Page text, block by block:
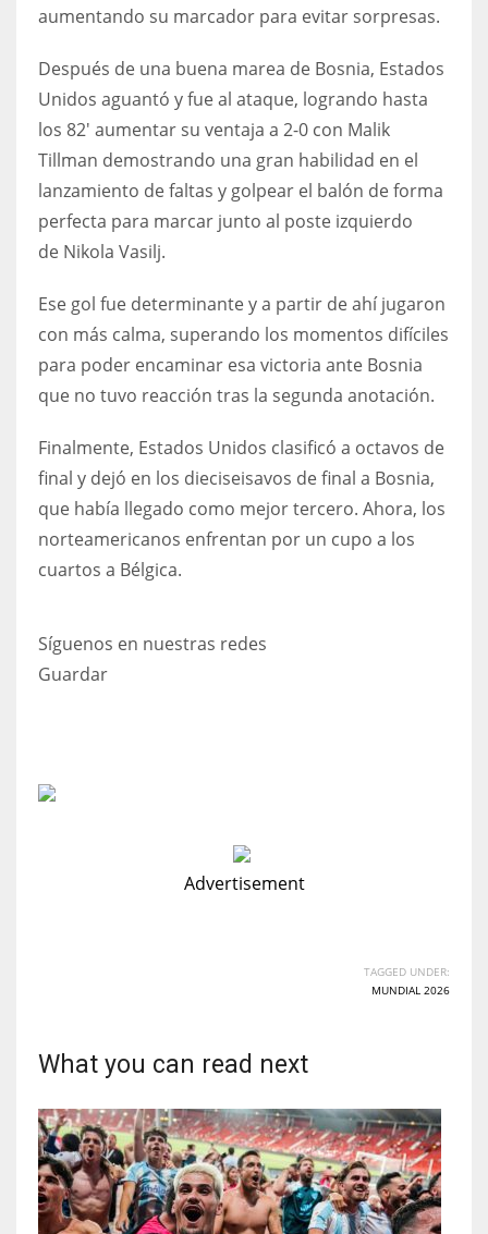
aumentando su marcador para evitar sorpresas.
Después de una buena marea de Bosnia, Estados
Unidos aguantó y fue al ataque, logrando hasta
los 82′ aumentar su ventaja a 2-0 con Malik
Tillman demostrando una gran habilidad en el
lanzamiento de faltas y golpear el balón de forma
perfecta para marcar junto al poste izquierdo
de Nikola Vasilj.
Ese gol fue determinante y a partir de ahí jugaron
con más calma, superando los momentos difíciles
para poder encaminar esa victoria ante Bosnia
que no tuvo reacción tras la segunda anotación.
Finalmente, Estados Unidos clasificó a octavos de
final y dejó en los dieciseisavos de final a Bosnia,
que había llegado como mejor tercero. Ahora, los
norteamericanos enfrentan por un cupo a los
cuartos a Bélgica.
Síguenos en nuestras redes
Guardar
Advertisement
TAGGED UNDER:
MUNDIAL 2026
What you can read next